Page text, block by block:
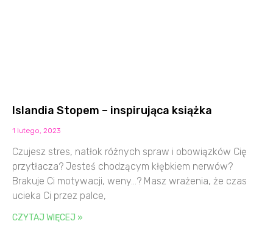
Islandia Stopem – inspirująca książka
1 lutego, 2023
Czujesz stres, natłok różnych spraw i obowiązków Cię
przytłacza? Jesteś chodzącym kłębkiem nerwów?
Brakuje Ci motywacji, weny…? Masz wrażenia, że czas
ucieka Ci przez palce,
CZYTAJ WIĘCEJ »